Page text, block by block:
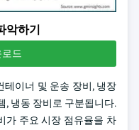
악하기
로드
테이너 및 운송 장비, 냉장
, 냉동 장비로 구분됩니다.
가 주요 시장 점유율을 차